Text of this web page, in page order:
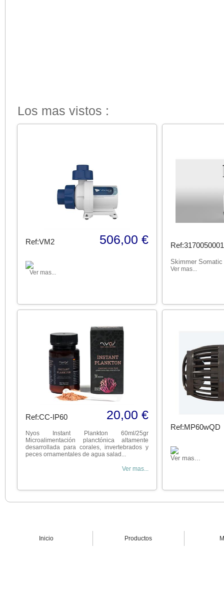
Los mas vistos :
Ref:VM2 506,00 €
Ver mas...
Ref:3170050001
Skimmer Somatic
Ver mas...
Ref:CC-IP60 20,00 €
Nyos Instant Plankton 60ml/25gr
Microalimentación planctónica altamente
desarrollada para corales, invertebrados y
peces ornamentales de agua salad...
Ver mas...
Ref:MP60wQD
Ver mas...
Inicio Productos